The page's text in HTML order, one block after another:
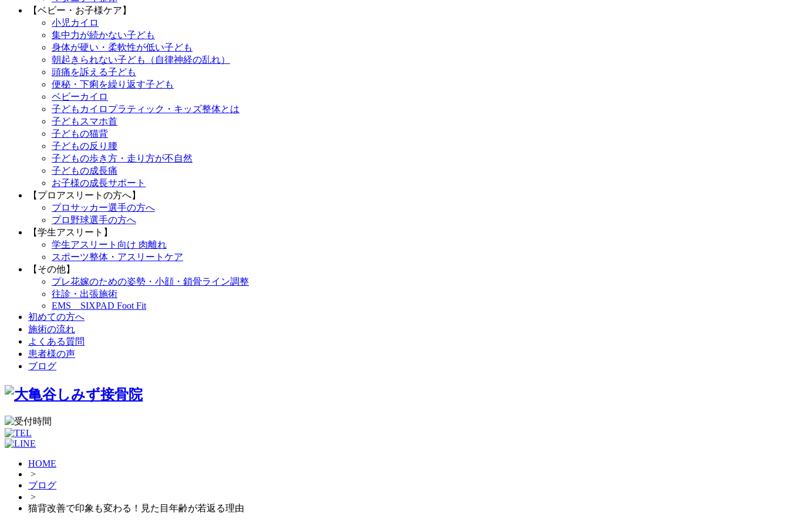
【ベビー・お子様ケア】
小児カイロ
集中力が続かない子ども
身体が硬い・柔軟性が低い子ども
朝起きられない子ども（自律神経の乱れ）
頭痛を訴える子ども
便秘・下痢を繰り返す子ども
ベビーカイロ
子どもカイロプラティック・キッズ整体とは
子どもスマホ首
子どもの猫背
子どもの反り腰
子どもの歩き方・走り方が不自然
子どもの成長痛
お子様の成長サポート
【プロアスリートの方へ】
プロサッカー選手の方へ
プロ野球選手の方へ
【学生アスリート】
学生アスリート向け 肉離れ
スポーツ整体・アスリートケア
【その他】
プレ花嫁のための姿勢・小顔・鎖骨ライン調整
往診・出張施術
EMS SIXPAD Foot Fit
初めての方へ
施術の流れ
よくある質問
患者様の声
ブログ
HOME
>
ブログ
>
猫背改善で印象も変わる！見た目年齢が若返る理由